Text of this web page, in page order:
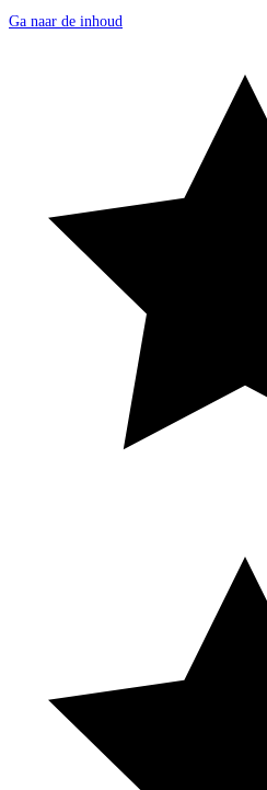
Ga naar de inhoud